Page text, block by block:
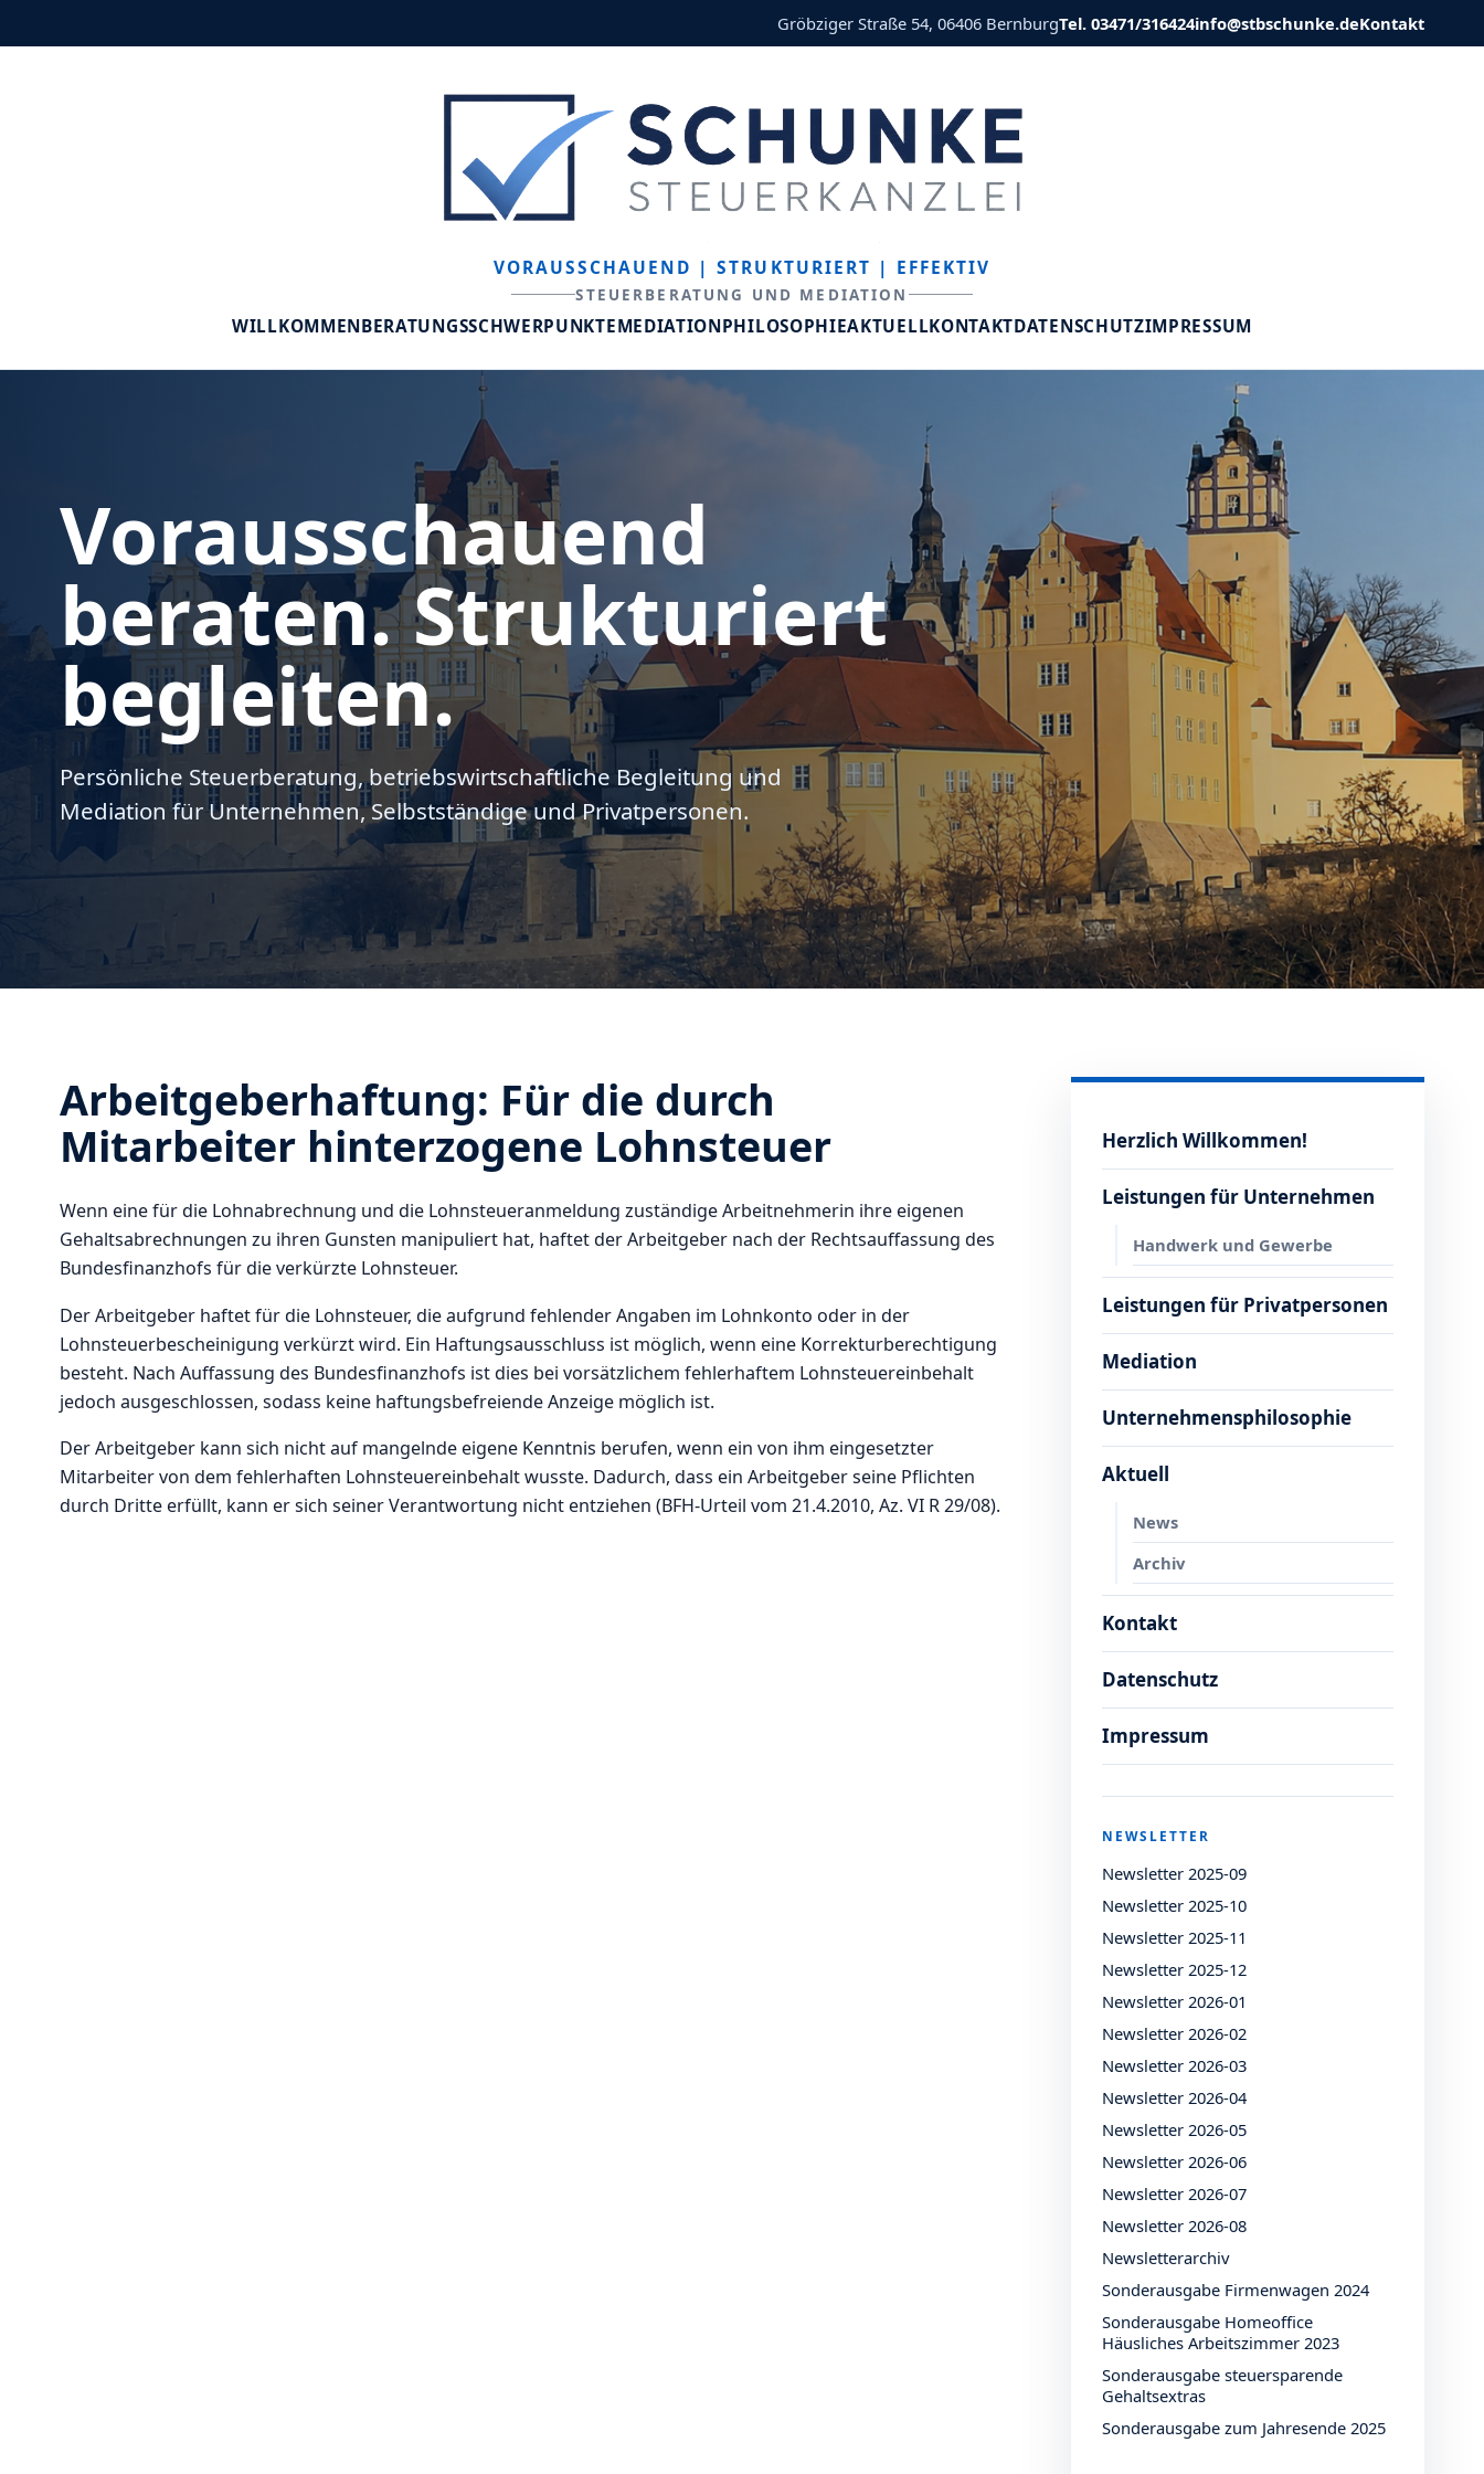
Gröbziger Straße 54, 06406 BernburgTel. 03471/316424info@stbschunke.deKontakt
VORAUSSCHAUEND | STRUKTURIERT | EFFEKTIV
STEUERBERATUNG UND MEDIATION
WILLKOMMENBERATUNGSSCHWERPUNKTEMEDIATIONPHILOSOPHIEAKTUELLKONTAKTDATENSCHUTZIMPRESSUM
Vorausschauend
beraten. Strukturiert
begleiten.
Persönliche Steuerberatung, betriebswirtschaftliche Begleitung und
Mediation für Unternehmen, Selbstständige und Privatpersonen.
Arbeitgeberhaftung: Für die durch
Mitarbeiter hinterzogene Lohnsteuer
Wenn eine für die Lohnabrechnung und die Lohnsteueranmeldung zuständige Arbeitnehmerin ihre eigenen
Gehaltsabrechnungen zu ihren Gunsten manipuliert hat, haftet der Arbeitgeber nach der Rechtsauffassung des
Bundesfinanzhofs für die verkürzte Lohnsteuer.
Der Arbeitgeber haftet für die Lohnsteuer, die aufgrund fehlender Angaben im Lohnkonto oder in der
Lohnsteuerbescheinigung verkürzt wird. Ein Haftungsausschluss ist möglich, wenn eine Korrekturberechtigung
besteht. Nach Auffassung des Bundesfinanzhofs ist dies bei vorsätzlichem fehlerhaftem Lohnsteuereinbehalt
jedoch ausgeschlossen, sodass keine haftungsbefreiende Anzeige möglich ist.
Der Arbeitgeber kann sich nicht auf mangelnde eigene Kenntnis berufen, wenn ein von ihm eingesetzter
Mitarbeiter von dem fehlerhaften Lohnsteuereinbehalt wusste. Dadurch, dass ein Arbeitgeber seine Pflichten
durch Dritte erfüllt, kann er sich seiner Verantwortung nicht entziehen (BFH-Urteil vom 21.4.2010, Az. VI R 29/08).
Herzlich Willkommen!
Leistungen für Unternehmen
Handwerk und Gewerbe
Leistungen für Privatpersonen
Mediation
Unternehmensphilosophie
Aktuell
News
Archiv
Kontakt
Datenschutz
Impressum
NEWSLETTER
Newsletter 2025-09
Newsletter 2025-10
Newsletter 2025-11
Newsletter 2025-12
Newsletter 2026-01
Newsletter 2026-02
Newsletter 2026-03
Newsletter 2026-04
Newsletter 2026-05
Newsletter 2026-06
Newsletter 2026-07
Newsletter 2026-08
Newsletterarchiv
Sonderausgabe Firmenwagen 2024
Sonderausgabe Homeoffice
Häusliches Arbeitszimmer 2023
Sonderausgabe steuersparende
Gehaltsextras
Sonderausgabe zum Jahresende 2025